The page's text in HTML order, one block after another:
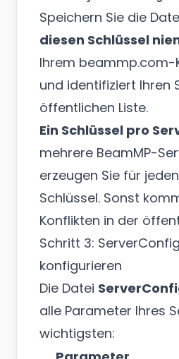
Speichern Sie die
diesen Schlüssel
Ihrem beammp.com-
und identifiziert Ihren
öffentlichen Liste.
Ein Schlüssel pro
mehrere BeamMP-
erzeugen Sie für
Schlüssel. Sonst
Konflikten in der
Schritt 3:
konfigurieren
Die Datei
alle Parameter Ihres
wichtigsten: